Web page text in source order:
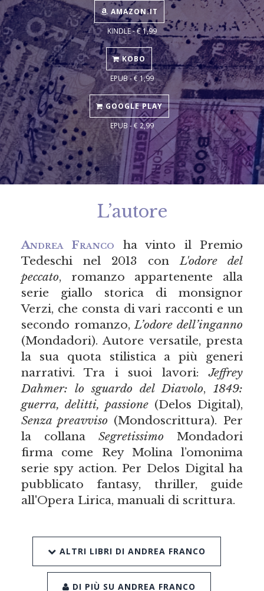
AMAZON.IT
KINDLE - € 1,99
KOBO
EPUB - € 1,99
GOOGLE PLAY
EPUB - € 2,99
L’autore
Andrea Franco ha vinto il Premio
Tedeschi nel 2013 con L'odore del
peccato, romanzo appartenente alla
serie giallo storica di monsignor
Verzi, che consta di vari racconti e un
secondo romanzo, L’odore dell’inganno
(Mondadori). Autore versatile, presta
la sua quota stilistica a più generi
narrativi. Tra i suoi lavori:Jeffrey
Dahmer: lo sguardo del Diavolo, 1849:
guerra, delitti, passione(Delos Digital),
Senza preavviso(Mondoscrittura). Per
la collanaSegretissimo Mondadori
firma come Rey Molina l’omonima
serie spy action. Per Delos Digital ha
pubblicato fantasy, thriller, guide
all'Opera Lirica, manuali di scrittura.
ALTRI LIBRI DI ANDREA FRANCO
DI PIÙ SU ANDREA FRANCO